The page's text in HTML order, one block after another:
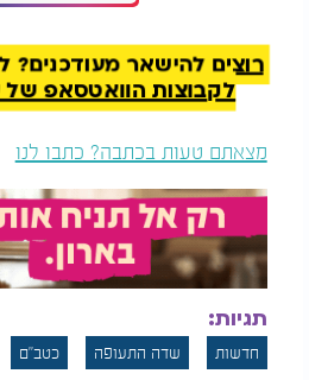
האחרונים, בהם שוגרו כטב"מים
תימן. כלים אלו, המצוידים
מהירות גבוהה, מציבים אתגר
של צה"ל, בעיקר בדרום
דובר צה"ל מסר: "מערכות ההגנה
העת בהתאם למדיניות ההגנה
והכוחות ערוכים לכל תרחיש".
התחקיר הנוגע להיעדר
,לנוכח
אזרחית מרכזית.
רוצים להישאר מעודכנים?
לקבוצות הוואטסאפ של ערוץ
מצאתם טעות בכתבה? כתבו לנו
תגיות:
חדשות שדה התעופה כטב"ם